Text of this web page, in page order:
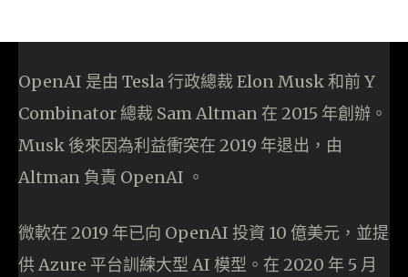
OpenAI 是由 Tesla 行政總裁 Elon Musk 和前 Y
Combinator 總裁 Sam Altman 在 2015 年創辦。
Musk 後來因為利益衝突在 2019 年退出，由
Altman 負責 OpenAI 。
微軟在 2019 年已向 OpenAI 投資 10 億美元，並提
供 Azure 平台訓練大型 AI 模型。在 2020 年 5 月